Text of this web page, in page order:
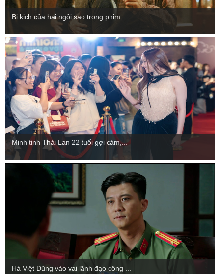
Bi kịch của hai ngôi sao trong phim...
Minh tinh Thái Lan 22 tuổi gợi cảm,...
Hà Việt Dũng vào vai lãnh đạo công ...